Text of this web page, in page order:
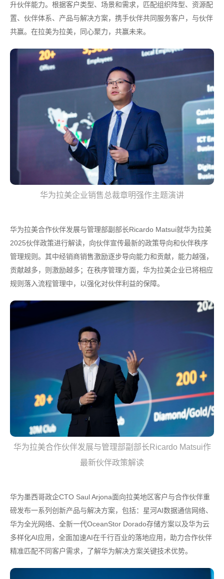
升伙伴能力。根据客户类型、场景和需求，匹配组织阵型、资源配
置、伙伴体系、产品与解决方案，携手伙伴共同服务客户，与伙伴
共赢。在拉美为拉美，同心聚力，共赢未来。
华为拉美企业销售总裁章明强作主题演讲
华为拉美合作伙伴发展与管理部副部长Ricardo Matsui就华为拉美
2025伙伴政策进行解读，向伙伴宣传最新的政策导向和伙伴秩序
管理规则。其中经销商销售激励逐步导向能力和贡献，能力越强，
贡献越多，则激励越多；在秩序管理方面，华为拉美企业已将相应
规则落入流程管理中，以强化对伙伴利益的保障。
华为拉美合作伙伴发展与管理部副部长Ricardo Matsui作
最新伙伴政策解读
华为墨西哥政企CTO Saul Arjona面向拉美地区客户与合作伙伴重
磅发布一系列创新产品与解决方案，包括：星河AI数据通信网络、
华为全光网络、全新一代OceanStor Dorado存储方案以及华为云
多样化AI应用，全面加速AI在千行百业的落地应用，助力合作伙伴
精准匹配不同客户需求，了解华为解决方案关键技术优势。